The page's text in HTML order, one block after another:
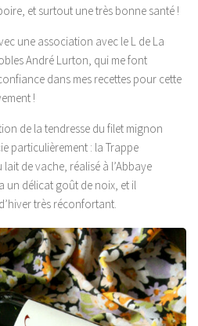
et surtout une très bonne santé !
une association avec le L de La
André Lurton, qui me font
dans mes recettes pour cette
!
de la tendresse du filet mignon
particulièrement : la Trappe
de vache, réalisé à l’Abbaye
un délicat goût de noix, et il
très réconfortant.